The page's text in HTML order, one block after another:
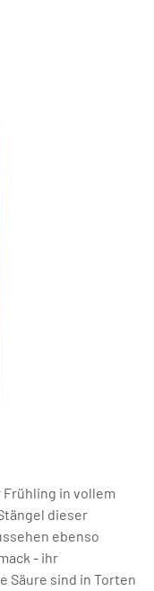
in vollem
dieser
ebenso
- ihr
Säure sind in Torten